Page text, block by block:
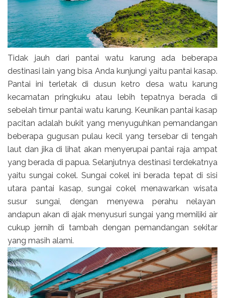
Tidak jauh dari pantai watu karung ada beberapa
destinasi lain yang bisa Anda kunjungi yaitu pantai kasap.
Pantai ini terletak di dusun ketro desa watu karung
kecamatan pringkuku atau lebih tepatnya berada di
sebelah timur pantai watu karung. Keunikan pantai kasap
pacitan adalah bukit yang menyuguhkan pemandangan
beberapa gugusan pulau kecil yang tersebar di tengah
laut dan jika di lihat akan menyerupai pantai raja ampat
yang berada di papua. Selanjutnya destinasi terdekatnya
yaitu sungai cokel. Sungai cokel ini berada tepat di sisi
utara pantai kasap, sungai cokel menawarkan wisata
susur sungai, dengan menyewa perahu nelayan
andapun akan di ajak menyusuri sungai yang memiliki air
cukup jernih di tambah dengan pemandangan sekitar
yang masih alami.